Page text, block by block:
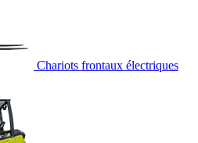
Chariots frontaux électriques